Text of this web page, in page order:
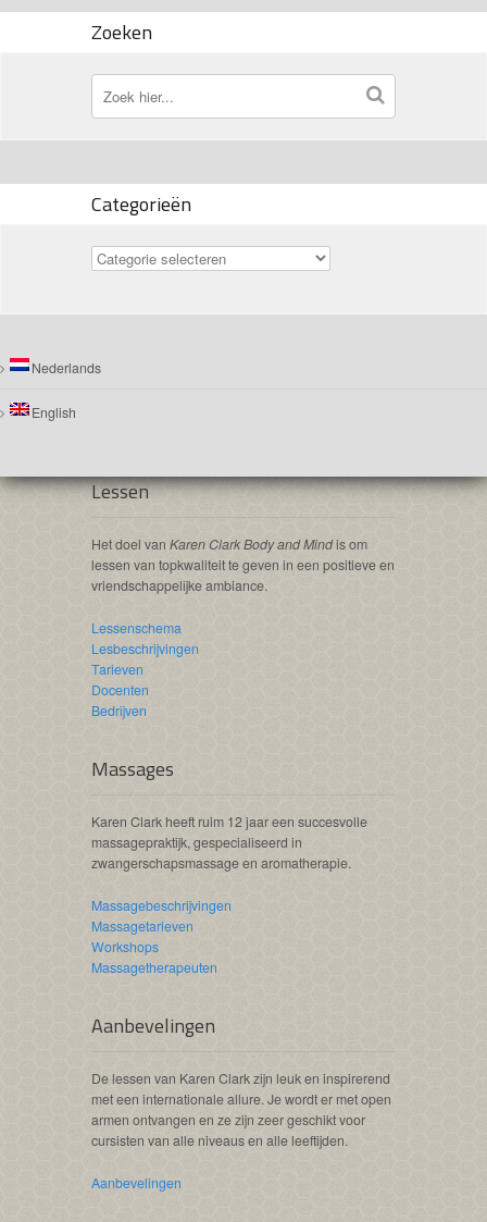
Zoeken
Categorieën
Nederlands
English
Lessen
Het doel van Karen Clark Body and Mindis om
lessen van topkwaliteit te geven in een positieve en
vriendschappelijke ambiance.
Lessenschema
Lesbeschrijvingen
Tarieven
Docenten
Bedrijven
Massages
Karen Clark heeft ruim 12 jaar een succesvolle
massagepraktijk, gespecialiseerd in
zwangerschapsmassage en aromatherapie.
Massagebeschrijvingen
Massagetarieven
Workshops
Massagetherapeuten
Aanbevelingen
De lessen van Karen Clark zijn leuk en inspirerend
met een internationale allure. Je wordt er met open
armen ontvangen en ze zijn zeer geschikt voor
cursisten van alle niveaus en alle leeftijden.
Aanbevelingen